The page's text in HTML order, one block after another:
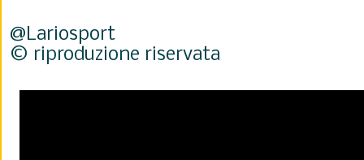
@Lariosport
© riproduzione riservata